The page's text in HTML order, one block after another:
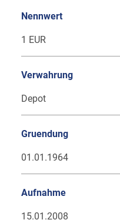
Nennwert
1 EUR
Verwahrung
Depot
Gruendung
01.01.1964
Aufnahme
15.01.2008